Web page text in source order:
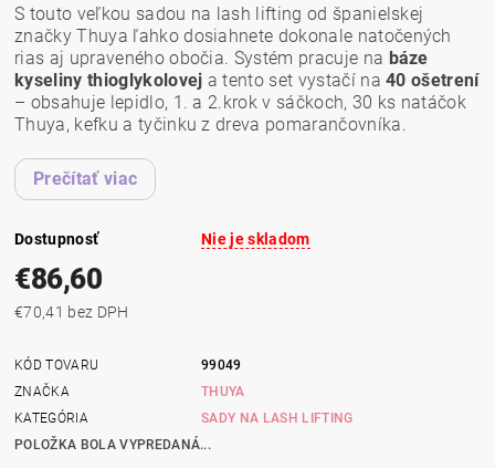
S touto veľkou sadou na lash lifting od španielskej
značky Thuya ľahko dosiahnete dokonale natočených
rias aj upraveného obočia. Systém pracuje na báze
kyseliny thioglykolovej a tento set vystačí na40 ošetrení
– obsahuje lepidlo, 1. a 2.krok v sáčkoch, 30 ks natáčok
Thuya, kefku a tyčinku z dreva pomarančovníka.
Prečítať viac
Dostupnosť Nie je skladom
€86,60
€70,41 bez DPH
KÓD TOVARU
99049
ZNAČKA
THUYA
KATEGÓRIA
SADY NA LASH LIFTING
POLOŽKA BOLA VYPREDANÁ...